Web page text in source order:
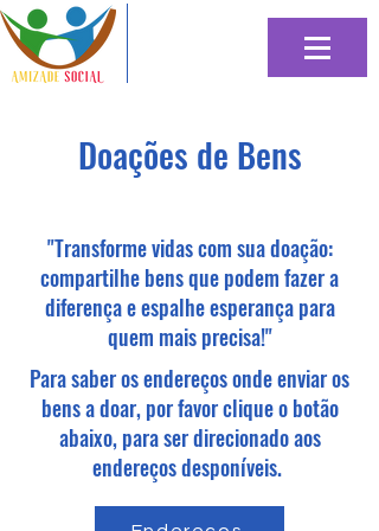
Doações de Bens
"Transforme vidas com sua doação:
compartilhe bens que podem fazer a
diferença e espalhe esperança para
quem mais precisa!"
Para saber os endereços onde enviar os
bens a doar, por favor clique o botão
abaixo, para ser direcionado aos
endereços desponíveis.